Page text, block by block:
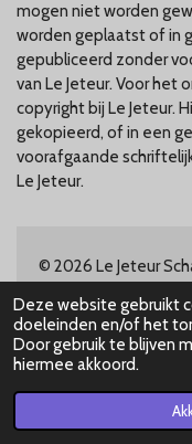
Deze website gebruikt
doeleinden en/of het
Door gebruik te blijven
hiermee akkoord.
mogen niet worden
worden geplaatst of in
gepubliceerd zonder
van Le Jeteur. Voor
copyright bij Le Jeteur.
gekopieerd, of in een
voorafgaande
Le Jeteur.
© 2026 Le